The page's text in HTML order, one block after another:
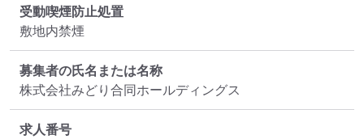
受動喫煙防止処置
敷地内禁煙
募集者の氏名または名称
株式会社みどり合同ホールディングス
求人番号